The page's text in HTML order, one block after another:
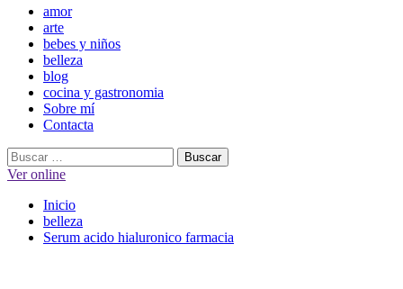
Menú
principal
amor
arte
bebes y niños
belleza
blog
cocina y gastronomia
Sobre mí
Contacta
Buscar:
Ver online
Inicio
belleza
Serum acido hialuronico farmacia